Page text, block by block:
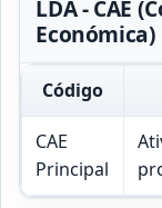
LDA - CAE
Económica)
Código
CAE
Principal